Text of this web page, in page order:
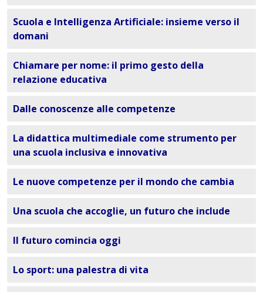
Scuola e Intelligenza Artificiale: insieme verso il
domani
Chiamare per nome: il primo gesto della
relazione educativa
Dalle conoscenze alle competenze
La didattica multimediale come strumento per
una scuola inclusiva e innovativa
Le nuove competenze per il mondo che cambia
Una scuola che accoglie, un futuro che include
Il futuro comincia oggi
Lo sport: una palestra di vita